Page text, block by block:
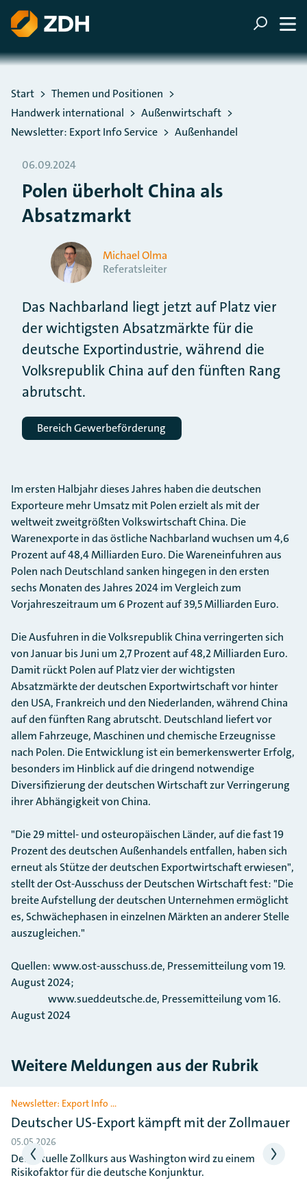
ZUM HAUPTINHALT SPRINGEN
ZUR SUCHE SPRINGEN
Sie befinden sich hier:
Start
Themen und Positionen
Handwerk international
Außenwirtschaft
Newsletter: Export Info Service
Außenhandel
06.09.2024
Polen überholt China als
Absatzmarkt
Michael Olma
Referatsleiter
Das Nachbarland liegt jetzt auf Platz vier
der wichtigsten Absatzmärkte für die
deutsche Exportindustrie, während die
Volksrepublik China auf den fünften Rang
abrutscht.
Bereich Gewerbeförderung
Im ersten Halbjahr dieses Jahres haben die deutschen
Exporteure mehr Umsatz mit Polen erzielt als mit der
weltweit zweitgrößten Volkswirtschaft China. Die
Warenexporte in das östliche Nachbarland wuchsen um 4,6
Prozent auf 48,4 Milliarden Euro. Die Wareneinfuhren aus
Polen nach Deutschland sanken hingegen in den ersten
sechs Monaten des Jahres 2024 im Vergleich zum
Vorjahreszeitraum um 6 Prozent auf 39,5 Milliarden Euro.
Die Ausfuhren in die Volksrepublik China verringerten sich
von Januar bis Juni um 2,7 Prozent auf 48,2 Milliarden Euro.
Damit rückt Polen auf Platz vier der wichtigsten
Absatzmärkte der deutschen Exportwirtschaft vor hinter
den USA, Frankreich und den Niederlanden, während China
auf den fünften Rang abrutscht. Deutschland liefert vor
allem Fahrzeuge, Maschinen und chemische Erzeugnisse
nach Polen. Die Entwicklung ist ein bemerkenswerter Erfolg,
besonders im Hinblick auf die dringend notwendige
Diversifizierung der deutschen Wirtschaft zur Verringerung
ihrer Abhängigkeit von China.
"Die 29 mittel- und osteuropäischen Länder, auf die fast 19
Prozent des deutschen Außenhandels entfallen, haben sich
erneut als Stütze der deutschen Exportwirtschaft erwiesen",
stellt der Ost-Ausschuss der Deutschen Wirtschaft fest: "Die
breite Aufstellung der deutschen Unternehmen ermöglicht
es, Schwächephasen in einzelnen Märkten an anderer Stelle
auszugleichen."
Quellen: www.ost-ausschuss.de, Pressemitteilung vom 19.
August 2024;
www.sueddeutsche.de, Pressemitteilung vom 16.
August 2024
Weitere Meldungen aus der Rubrik
Slider überspringen
Newsletter: Export Info …
Deutscher US-Export kämpft mit der Zollmauer
05.05.2026
Der aktuelle Zollkurs aus Washington wird zu einem
Risikofaktor für die deutsche Konjunktur.